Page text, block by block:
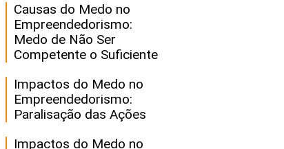
Causas do Medo no
Empreendedorismo:
Medo de Não Ser
Competente o Suficiente
Impactos do Medo no
Empreendedorismo:
Paralisação das Ações
Impactos do Medo no